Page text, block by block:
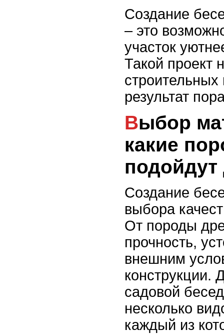
Создание
– это
участок
Такой проект
результат
Выбор материалов:
какие
подойдут
Создание
выбора
От породы
прочность,
внешним
конструкции.
садовой
несколько
каждый из